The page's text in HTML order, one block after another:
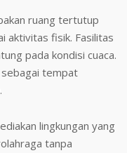
ruang tertutup
aktivitas fisik. Fasilitas
pada kondisi cuaca.
sebagai tempat
lingkungan yang
tanpa